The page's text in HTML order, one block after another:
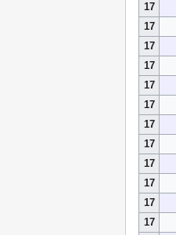
17
17
17
17
17
17
17
17
17
17
17
17